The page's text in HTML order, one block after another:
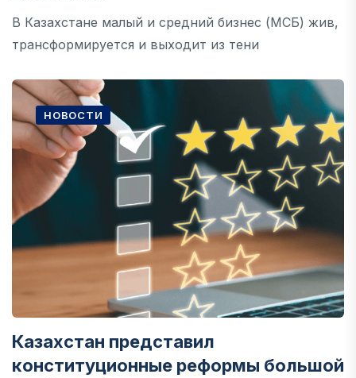
В Казахстане малый и средний бизнес (МСБ) жив,
трансформируется и выходит из тени
НОВОСТИ
Казахстан представил
конституционные реформы большой